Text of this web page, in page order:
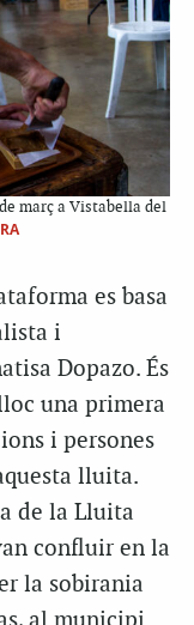
març a Vistabella del
es basa
i
Dopazo. És
una primera
i persones
lluita.
de la Lluita
confluir en la
la sobirania